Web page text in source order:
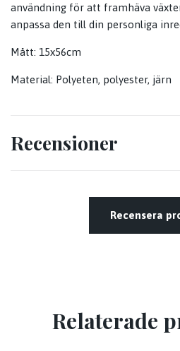
användning för att framhäva
anpassa den till din personliga
Mått: 15x56cm
Material: Polyeten, polyester, järn
Recensioner
Recensera
Relaterade